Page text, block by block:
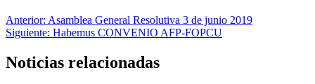
Anterior: Asamblea General Resolutiva 3 de junio 2019
Siguiente: Habemus CONVENIO AFP-FOPCU
Noticias relacionadas